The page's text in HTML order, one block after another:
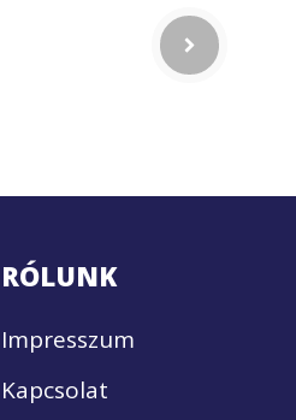
RÓLUNK
Impresszum
Kapcsolat